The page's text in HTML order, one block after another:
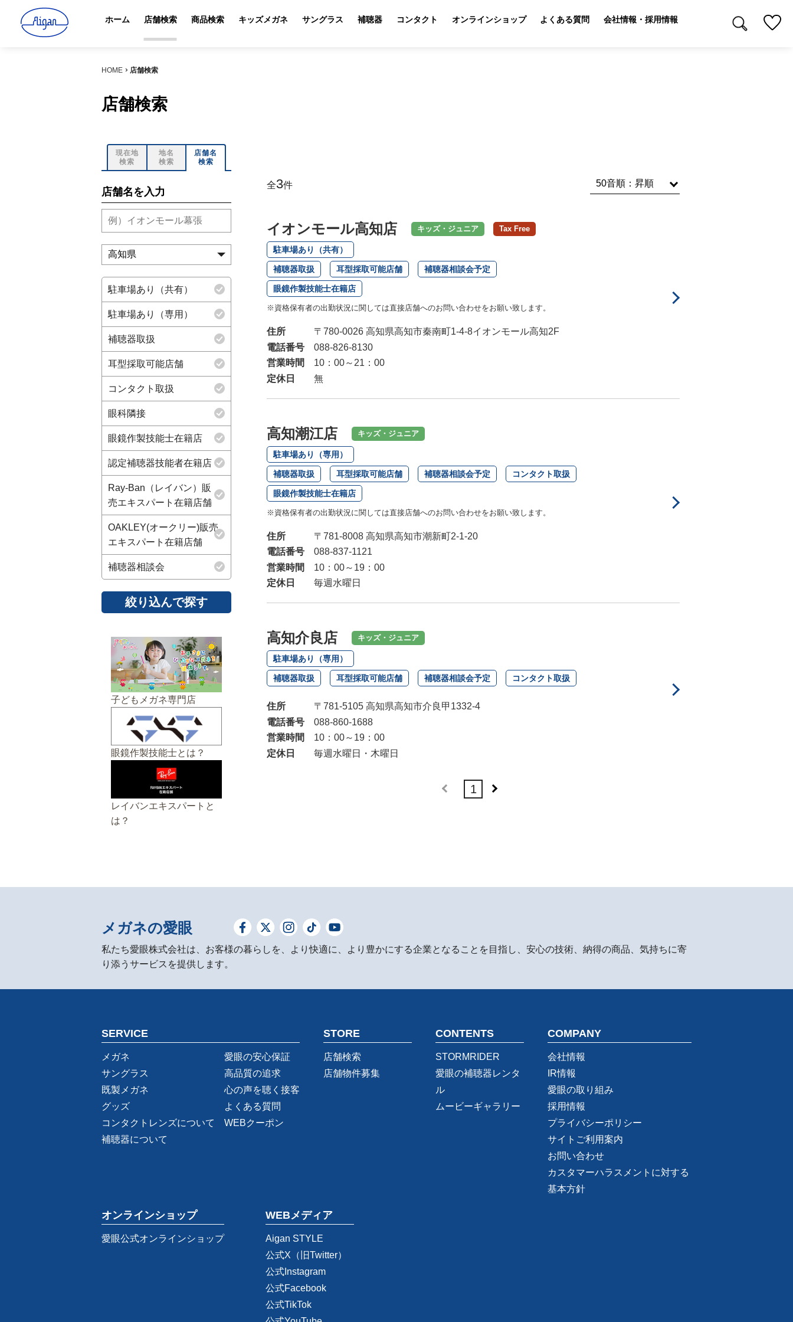
ホーム 店舗検索 商品検索 キッズメガネ サングラス 補聴器 コンタクト オンラインショップ よくある質問 会社情報・採用情報
HOME 店舗検索
店舗検索
全3件
イオンモール高知店 キッズ・ジュニア Tax Free
駐車場あり（共有）
補聴器取扱 耳型採取可能店舗 補聴器相談会予定
眼鏡作製技能士在籍店
※資格保有者の出勤状況に関しては直接店舗へのお問い合わせをお願い致します。
住所
〒780-0026 高知県高知市秦南町1-4-8イオンモール高知2F
電話番号
088-826-8130
営業時間
10：00～21：00
定休日
無
高知潮江店 キッズ・ジュニア
駐車場あり（専用）
補聴器取扱 耳型採取可能店舗 補聴器相談会予定 コンタクト取扱
眼鏡作製技能士在籍店
※資格保有者の出勤状況に関しては直接店舗へのお問い合わせをお願い致します。
住所
〒781-8008 高知県高知市潮新町2-1-20
電話番号
088-837-1121
営業時間
10：00～19：00
定休日
毎週水曜日
高知介良店 キッズ・ジュニア
駐車場あり（専用）
補聴器取扱 耳型採取可能店舗 補聴器相談会予定 コンタクト取扱
住所
〒781-5105 高知県高知市介良甲1332-4
電話番号
088-860-1688
営業時間
10：00～19：00
定休日
毎週水曜日・木曜日
1
現在地
検索
地名
検索
店舗名
検索
店舗名を入力
駐車場あり（共有）
駐車場あり（専用）
補聴器取扱
耳型採取可能店舗
コンタクト取扱
眼科隣接
眼鏡作製技能士在籍店
認定補聴器技能者在籍店
Ray-Ban（レイバン）販
売エキスパート在籍店舗
OAKLEY(オークリー)販売
エキスパート在籍店舗
補聴器相談会
子どもメガネ専門店
眼鏡作製技能士とは？
レイバンエキスパートと
は？
メガネの愛眼
私たち愛眼株式会社は、お客様の暮らしを、より快適に、より豊かにする企業となることを目指し、安心の技術、納得の商品、気持ちに寄
り添うサービスを提供します。
SERVICE
メガネ
サングラス
既製メガネ
グッズ
コンタクトレンズについて
補聴器について
愛眼の安心保証
高品質の追求
心の声を聴く接客
よくある質問
WEBクーポン
STORE
店舗検索
店舗物件募集
CONTENTS
STORMRIDER
愛眼の補聴器レンタ
ル
ムービーギャラリー
COMPANY
会社情報
IR情報
愛眼の取り組み
採用情報
プライバシーポリシー
サイトご利用案内
お問い合わせ
カスタマーハラスメントに対する
基本方針
オンラインショップ
愛眼公式オンラインショップ
WEBメディア
Aigan STYLE
公式X（旧Twitter）
公式Instagram
公式Facebook
公式TikTok